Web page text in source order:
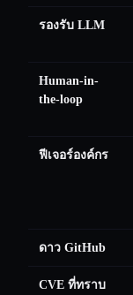
รองรับ LLM
Human-in-
the-loop
ฟีเจอร์องค์กร
ดาว GitHub
CVE ที่ทราบ